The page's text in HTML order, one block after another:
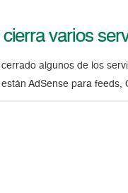
varios
algunos de los
AdSense para feeds,